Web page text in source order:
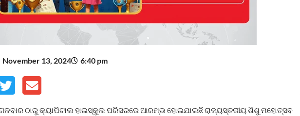
November 13, 2024 6:40 pm
ଠାରୁ କ୍ୟାପିଟାଲ ହାଇସ୍କୁଲ ପରିସରରେ ଆରମ୍ଭ ହୋଇଯାଇଛି ରାଜ୍ୟସ୍ତରୀୟ ଶିଶୁ ମହୋତ୍ସବ